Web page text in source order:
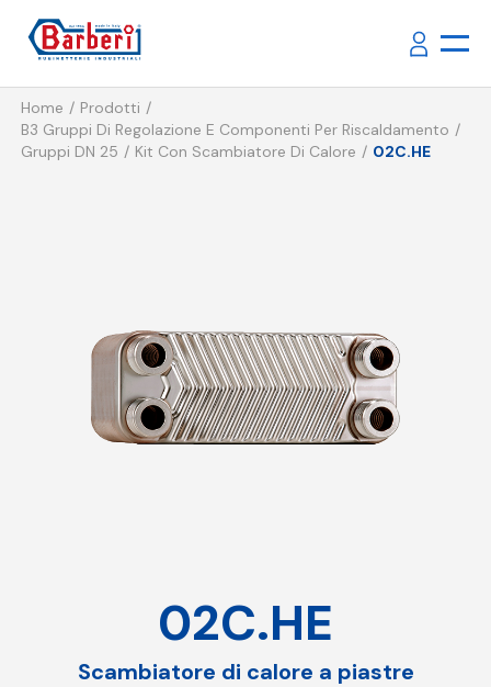
Home
Prodotti
B3 Gruppi Di Regolazione E Componenti Per Riscaldamento
Gruppi DN 25
Kit Con Scambiatore Di Calore 02C.HE
02C.HE
Scambiatore di calore a piastre